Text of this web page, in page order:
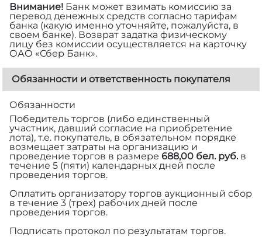
Внимание! Банк может взимать комиссию за
перевод денежных средств согласно тарифам
банка (какую именно уточняйте, пожалуйста, в
своем банке). Возврат задатка физическому
лицу без комиссии осуществляется на карточку
ОАО «Сбер Банк».
Обязанности и ответственность покупателя
Обязанности
Победитель торгов (либо единственный
участник, давший согласие на приобретение
лота), т.е. покупатель, в обязательном порядке
возмещает затраты на организацию и
проведение торгов в размере 688,00 бел. руб.в
течение 5 (пяти) календарных дней после
проведения торгов.
Оплатить организатору торгов аукционный сбор
в течение 3 (трех) рабочих дней после
проведения торгов.
Подписать протокол по результатам торгов.